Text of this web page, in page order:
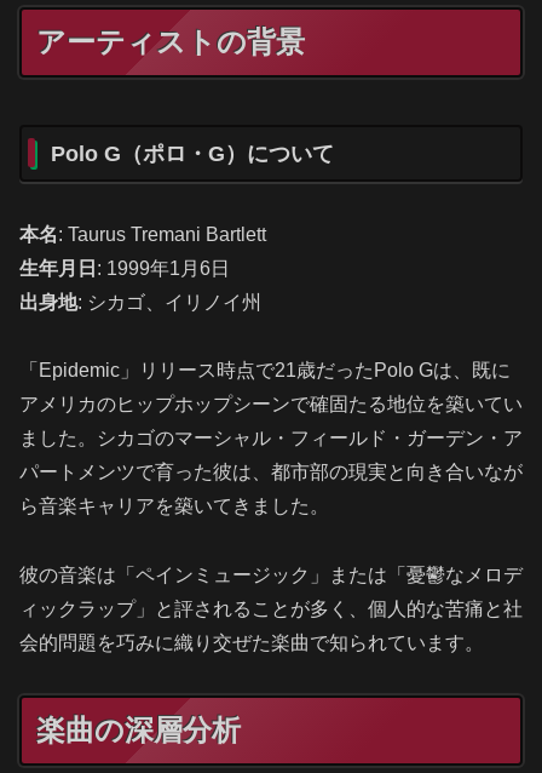
アーティストの背景
Polo G（ポロ・G）について
本名: Taurus Tremani Bartlett
生年月日 : 1999年1月6日
出身地: シカゴ、イリノイ州
「Epidemic」リリース時点で21歳だったPolo Gは、既に
アメリカのヒップホップシーンで確固たる地位を築いてい
ました。シカゴのマーシャル・フィールド・ガーデン・ア
パートメンツで育った彼は、都市部の現実と向き合いなが
ら音楽キャリアを築いてきました。
彼の音楽は「ペインミュージック」または「憂鬱なメロデ
ィックラップ」と評されることが多く、個人的な苦痛と社
会的問題を巧みに織り交ぜた楽曲で知られています。
楽曲の深層分析